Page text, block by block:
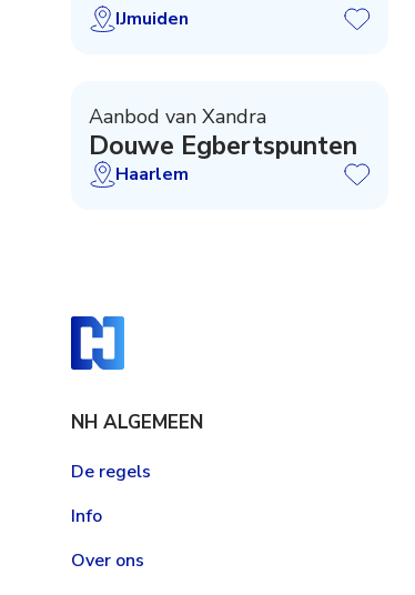
IJmuiden
Aanbod van Xandra
Douwe Egbertspunten
Haarlem
NH ALGEMEEN
De regels
Info
Over ons